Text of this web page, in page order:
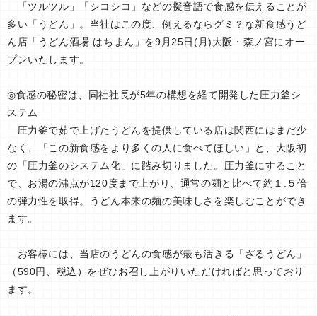
「ツルツル」「シコシコ」などの擬音語で食感を伝えることが
多い「うどん」。当社はこの度、例えるならグミ？な新食感うど
ん店「うどん酒場 はちまん」を9月25日(月)大阪・森ノ宮にオー
プンいたします。
◎食感の秘密は、同社社長が5年の構想を経て開発した圧力釜シ
ステム
圧力釜で茹で上げたうどんを提供している店は関西にはまだ少
なく、「この新食感をより多くの人に食べてほしい」と、大阪初
の「圧力釜のシステム化」に踏み切りました。圧力釜にすること
で、お湯の沸点が120度まで上がり、通常の麺と比べて約１.５倍
の弾力性を取得。うどん本来の麺の美味しさを楽しむことができ
ます。
お客様には、当店のうどんの食感が最も活きる「ざるうどん」
（590円、税込）をぜひお召し上がりいただければと思っており
ます。